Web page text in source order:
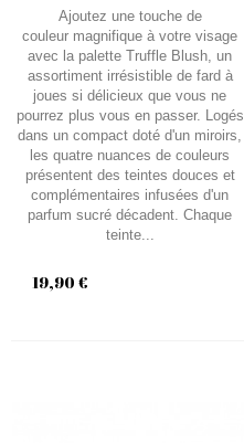
Ajoutez une touche de
couleur magnifique à votre visage
avec la palette Truffle Blush, un
assortiment irrésistible de fard à
joues si délicieux que vous ne
pourrez plus vous en passer. Logés
dans un compact doté d'un miroirs,
les quatre nuances de couleurs
présentent des teintes douces et
complémentaires infusées d'un
parfum sucré décadent. Chaque
teinte...
19,90 €